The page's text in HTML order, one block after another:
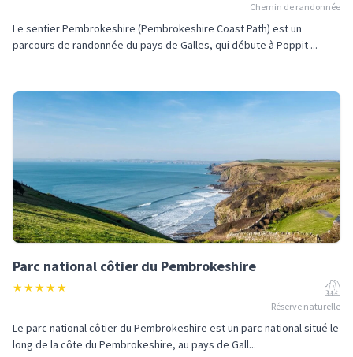
Chemin de randonnée
Le sentier Pembrokeshire (Pembrokeshire Coast Path) est un
parcours de randonnée du pays de Galles, qui débute à Poppit ...
Parc national côtier du Pembrokeshire
★★★★★
Réserve naturelle
Le parc national côtier du Pembrokeshire est un parc national situé le
long de la côte du Pembrokeshire, au pays de Gall...